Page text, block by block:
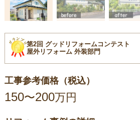
第2回 グッドリフォームコンテスト
屋外リフォーム 外装部門
工事参考価格（税込）
150〜200万円